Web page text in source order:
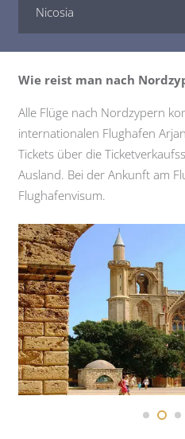
Nicosia
Wie reist man nach
Alle Flüge nach Nordzypern
internationalen Flughafen
Tickets über die
Ausland. Bei der Ankunft am
Flughafenvisum.